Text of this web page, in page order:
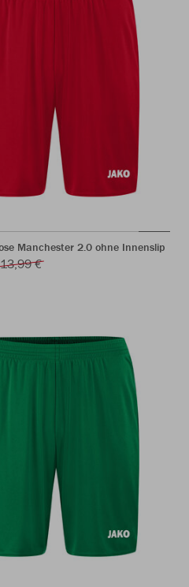
Manchester 2.0 ohne Innenslip
13,99 €